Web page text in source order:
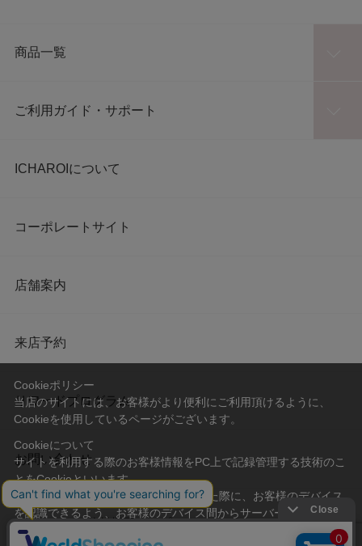
商品一覧
ご利用ガイド・サポート
ICHAROIについて
コーポレートサイト
店舗案内
来店予約
リワードプログラム
お問い合わせ
会社概要 プライバシーポリシー
Cookieポリシー
当店のサイトには、お客様がより便利にご利用頂けるように、
Cookieを使用しているページがございます。
Cookieについて
サイトを利用する際のお客様情報をPC上で記録管理する技術のこ
とをCookieといいます。
Cookieはお客様がサイトを再訪問された際に、お客様のデバイス
を認識できるよう、お客様のデバイス間からサーバーへ送り返さ
れます。